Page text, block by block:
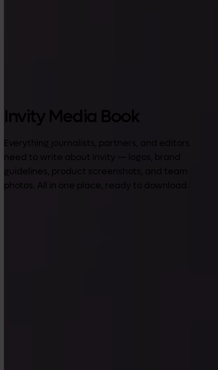
Invity Media Book
Everything journalists, partners, and editors
need to write about Invity — logos, brand
guidelines, product screenshots, and team
photos. All in one place, ready to download.